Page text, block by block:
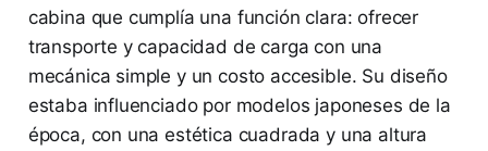
cabina que cumplía una función clara: ofrecer
transporte y capacidad de carga con una
mecánica simple y un costo accesible. Su diseño
estaba influenciado por modelos japoneses de la
época, con una estética cuadrada y una altura